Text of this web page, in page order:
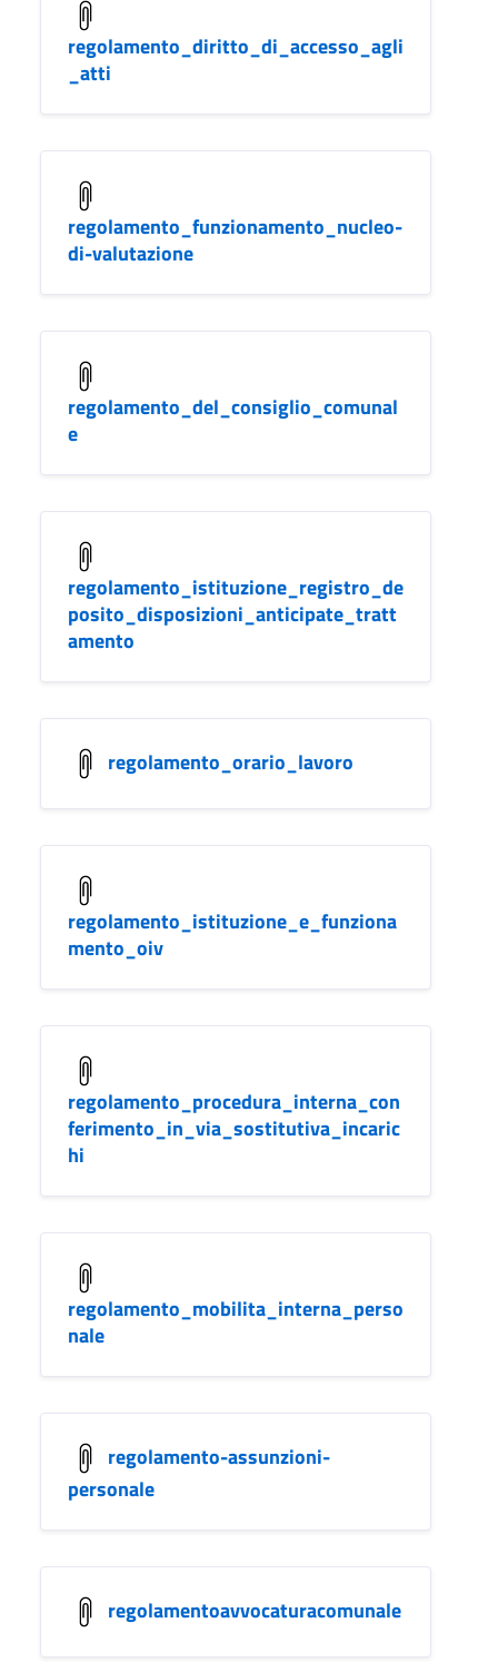
regolamento_diritto_di_accesso_agli
_atti
regolamento_funzionamento_nucleo-
di-valutazione
regolamento_del_consiglio_comunal
e
regolamento_istituzione_registro_de
posito_disposizioni_anticipate_tratt
amento
regolamento_orario_lavoro
regolamento_istituzione_e_funziona
mento_oiv
regolamento_procedura_interna_con
ferimento_in_via_sostitutiva_incaric
hi
regolamento_mobilita_interna_perso
nale
regolamento-assunzioni-
personale
regolamentoavvocaturacomunale